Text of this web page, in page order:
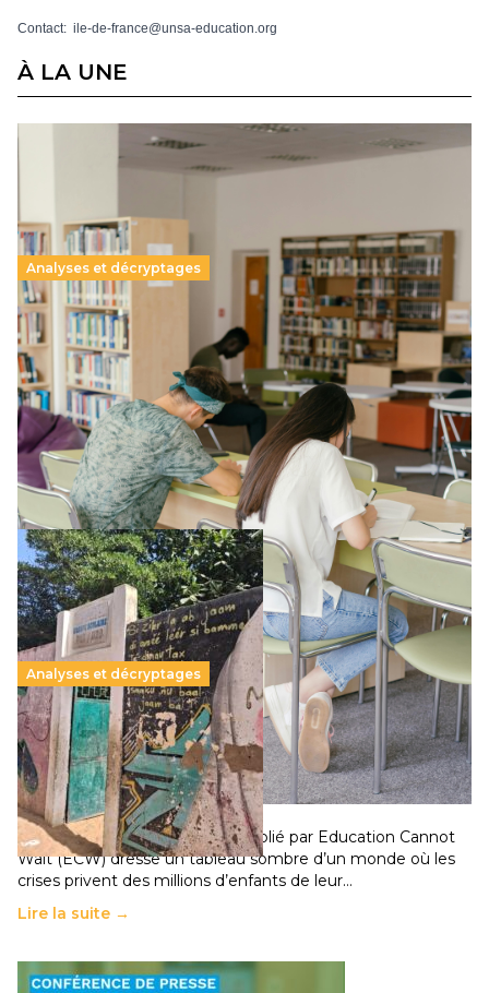
Contact: ile-de-france@unsa-education.org
À LA UNE
Analyses et décryptages
Supérieur privé : une dérive qui met à mal la
promesse républicaine
11 juillet 2026-
Le projet de loi sur la régulation de l’enseignement
supérieur privé met en lumière l’amplification d’un système
qui relègue l’acte pédagogique au superfétatoire, voire à…
Lire la suite →
Analyses et décryptages
258 millions d’enfants victimes de la guerre, des
chocs climatiques et des déplacements de
population
11 juillet 2026- National
Un nouveau rapport mondial publié par Education Cannot
Wait (ECW) dresse un tableau sombre d’un monde où les
crises privent des millions d’enfants de leur…
Lire la suite →